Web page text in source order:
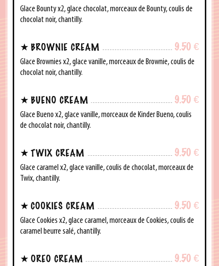
Glace Bounty x2, glace chocolat, morceaux de Bounty, coulis de
chocolat noir, chantilly.
9.50 €
BROWNIE CREAM
Glace Brownies x2, glace vanille, morceaux de Brownie, coulis de
chocolat noir, chantilly.
9.50 €
BUENO CREAM
Glace Bueno x2, glace vanille, morceaux de Kinder Bueno, coulis
de chocolat noir, chantilly.
9.50 €
TWIX CREAM
Glace caramel x2, glace vanille, coulis de chocolat, morceaux de
Twix, chantilly.
9.50 €
COOKIES CREAM
Glace Cookies x2, glace caramel, morceaux de Cookies, coulis de
caramel beurre salé, chantilly.
9.50 €
OREO CREAM